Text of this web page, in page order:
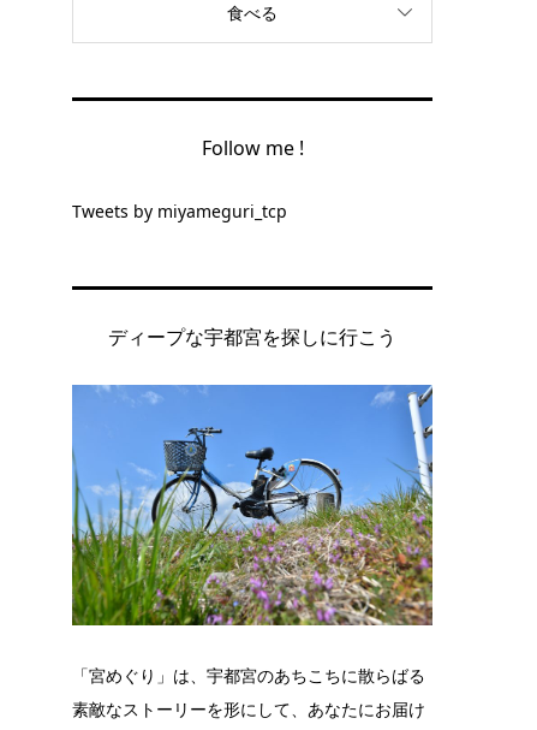
食べる
Follow me !
Tweets by miyameguri_tcp
ディープな宇都宮を探しに行こう
「宮めぐり」は、宇都宮のあちこちに散らばる
素敵なストーリーを形にして、あなたにお届け